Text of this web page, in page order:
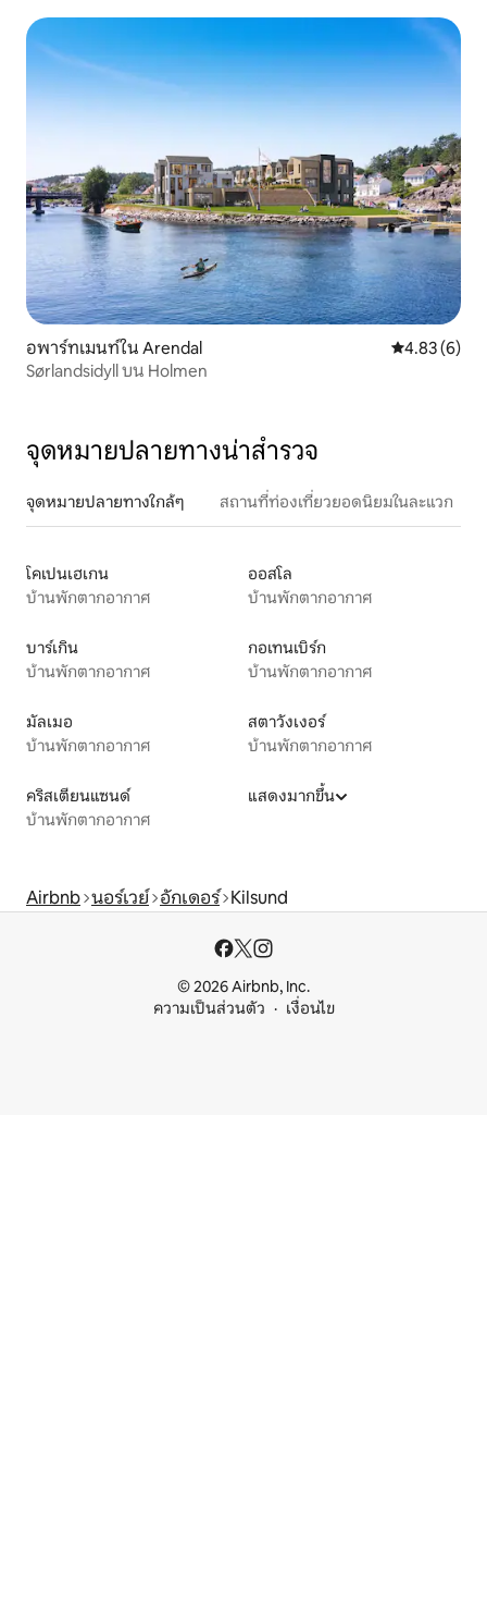
อพาร์ทเมนท์ใน Arendal คะแนนเฉลี่ย
4.83 (6)
Sørlandsidyll บน Holmen
จุดหมายปลายทางน่าสำรวจ
จุดหมายปลายทางใกล้ๆ สถานที่ท่องเที่ยวยอดนิยมในละแวก
โคเปนเฮเกน
บ้านพักตากอากาศ
ออสโล
บ้านพักตากอากาศ
บาร์เกิน
บ้านพักตากอากาศ
กอเทนเบิร์ก
บ้านพักตากอากาศ
มัลเมอ
บ้านพักตากอากาศ
สตาวังเงอร์
บ้านพักตากอากาศ
คริสเตียนแซนด์
บ้านพักตากอากาศ
แสดงมากขึ้น
Airbnb นอร์เวย์ อักเดอร์ Kilsund
© 2026 Airbnb, Inc.
ความเป็นส่วนตัว
เงื่อนไข